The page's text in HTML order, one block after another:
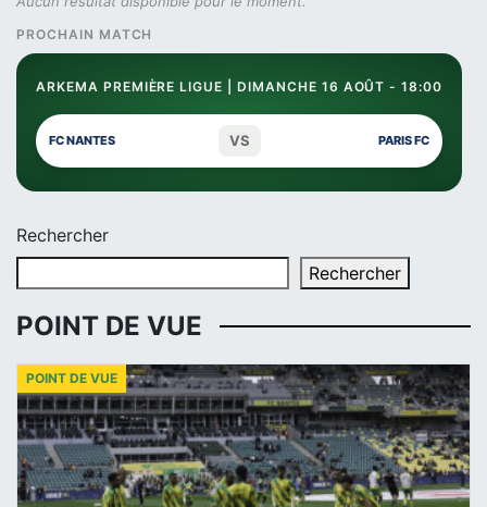
PROCHAIN MATCH
ARKEMA PREMIÈRE LIGUE | DIMANCHE 16 AOÛT - 18:00
FC NANTES VS PARIS FC
Rechercher
Rechercher
POINT DE VUE
POINT DE VUE